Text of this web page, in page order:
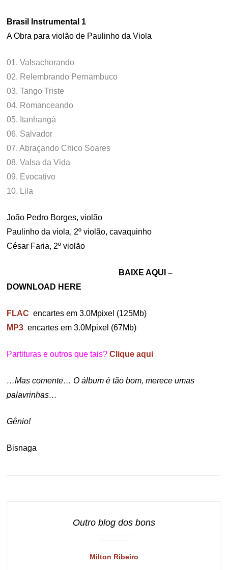
Brasil Instrumental 1
A Obra para violão de Paulinho da Viola
01. Valsachorando
02. Relembrando Pernambuco
03. Tango Triste
04. Romanceando
05. Itanhangá
06. Salvador
07. Abraçando Chico Soares
08. Valsa da Vida
09. Evocativo
10. Lila
João Pedro Borges, violão
Paulinho da viola, 2º violão, cavaquinho
César Faria, 2º violão
BAIXE AQUI –
DOWNLOAD HERE
FLAC encartes em 3.0Mpixel (125Mb)
MP3 encartes em 3.0Mpixel (67Mb)
Partituras e outros que tais? Clique aqui
…Mas comente… O álbum é tão bom, merece umas
palavrinhas…
Gênio!
Bisnaga
Outro blog dos bons
Milton Ribeiro